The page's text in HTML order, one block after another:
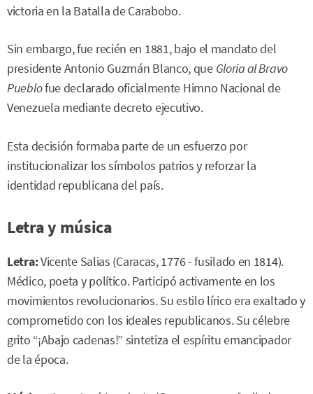
victoria en la Batalla de Carabobo.
Sin embargo, fue recién en 1881, bajo el mandato del
presidente Antonio Guzmán Blanco, que Gloria al Bravo
Pueblofue declarado oficialmente Himno Nacional de
Venezuela mediante decreto ejecutivo.
Esta decisión formaba parte de un esfuerzo por
institucionalizar los símbolos patrios y reforzar la
identidad republicana del país.
Letra y música
Letra:Vicente Salias (Caracas, 1776 - fusilado en 1814).
Médico, poeta y político. Participó activamente en los
movimientos revolucionarios. Su estilo lírico era exaltado y
comprometido con los ideales republicanos. Su célebre
grito “¡Abajo cadenas!” sintetiza el espíritu emancipador
de la época.